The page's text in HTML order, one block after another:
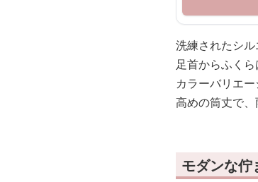
洗練されたシル
足首からふく
カラーバリエ
高めの筒丈で、
モダンな佇